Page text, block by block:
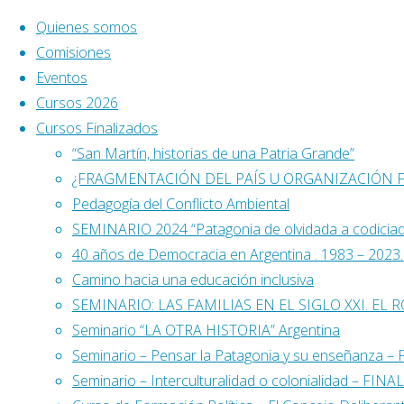
Saltar al contenido
Quienes somos
Comisiones
Eventos
Cursos 2026
Cursos Finalizados
“San Martín, historias de una Patria Grande”
¿FRAGMENTACIÓN DEL PAÍS U ORGANIZACIÓN
Pedagogía del Conflicto Ambiental
SEMINARIO 2024 “Patagonia de olvidada a
40 años de Democracia en Argentina . 1983 –
Camino hacia una educación inclusiva
SEMINARIO: LAS FAMILIAS EN EL SIGLO XXI. EL
Seminario “LA OTRA HISTORIA” Argentina
Seminario – Pensar la Patagonia y su enseñanza –
Seminario – Interculturalidad o colonialidad –
Buscar: